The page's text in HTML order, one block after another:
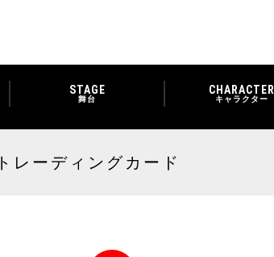
STAGE
舞台
CHARACTER
キャラクター
トレーディングカード